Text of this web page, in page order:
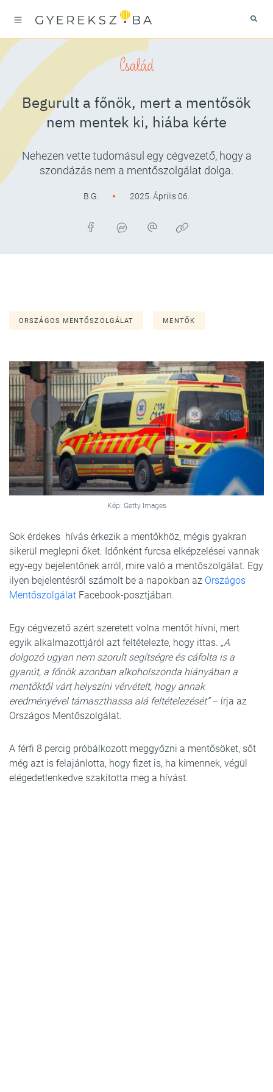
Család
Begurult a főnök, mert a mentősök
nem mentek ki, hiába kérte
Nehezen vette tudomásul egy cégvezető, hogy a
szondázás nem a mentőszolgálat dolga.
B.G. 2025. Április 06.
ORSZÁGOS MENTŐSZOLGÁLAT MENTŐK
Kép: Getty Images
Sok érdekes hívás érkezik a mentőkhöz, mégis gyakran
sikerül meglepni őket. Időnként furcsa elképzelései vannak
egy-egy bejelentőnek arról, mire való a mentőszolgálat. Egy
ilyen bejelentésről számolt be a napokban az Országos
Mentőszolgálat Facebook-posztjában.
Egy cégvezető azért szeretett volna mentőt hívni, mert
egyik alkalmazottjáról azt feltételezte, hogy ittas. „A
dolgozó ugyan nem szorult segítségre és cáfolta is a
gyanút, a főnök azonban alkoholszonda hiányában a
mentőktől várt helyszíni vérvételt, hogy annak
eredményével támaszthassa alá feltételezését”– írja az
Országos Mentőszolgálat.
A férfi 8 percig próbálkozott meggyőzni a mentősöket, sőt
még azt is felajánlotta, hogy fizet is, ha kimennek, végül
elégedetlenkedve szakította meg a hívást.